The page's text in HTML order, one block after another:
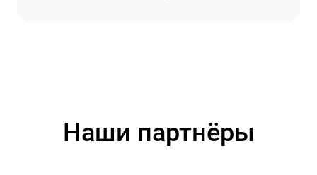
Наши партнёры